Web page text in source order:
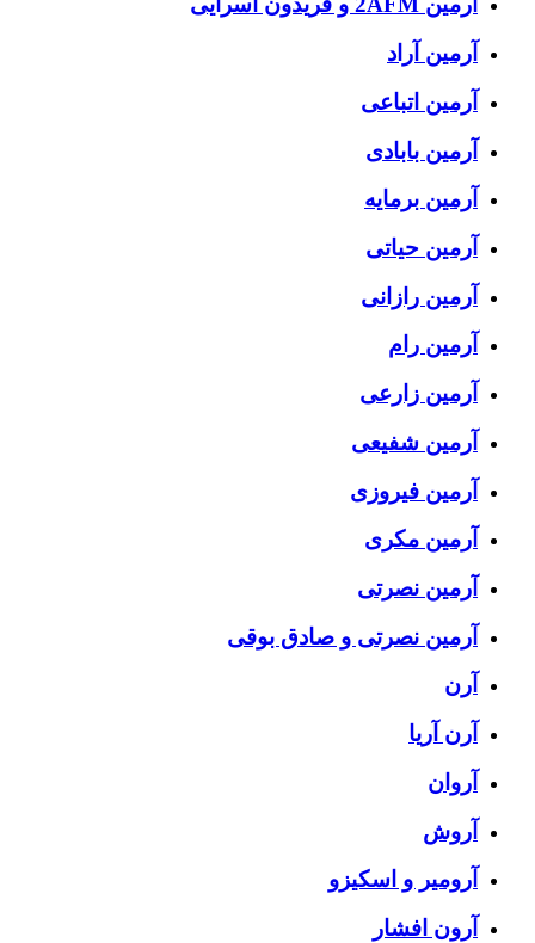
آرمین آراد
آرمین اتباعی
آرمین بابادی
آرمین برمایه
آرمین حیاتی
آرمین رازانی
آرمین رام
آرمین زارعی
آرمین شفیعی
آرمین فیروزی
آرمین مکری
آرمین نصرتی
آرمین نصرتی و صادق بوقی
آرن
آرن آریا
آروان
آروش
آرومیر و اسکیزو
آرون افشار